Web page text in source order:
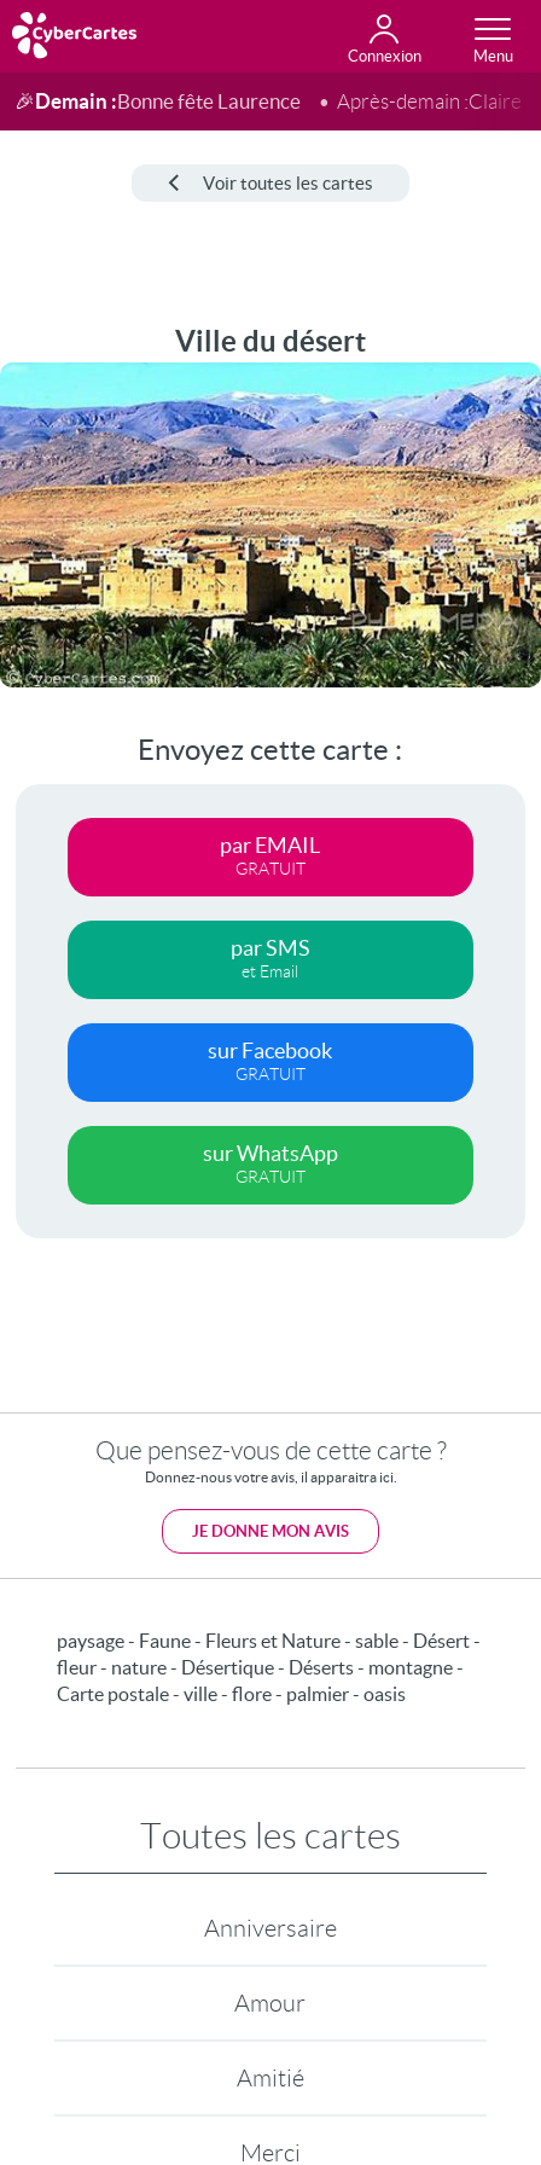
Connexion
Anniversaire
Fête du jour
Amour
Amitié
Merci
Toutes les cartes
🎉Demain :Bonne fête Laurence Après-demain :Claire
Voir toutes les cartes
Ville du désert
Envoyez cette carte :
par EMAIL
GRATUIT
par SMS
et Email
sur Facebook
GRATUIT
sur WhatsApp
GRATUIT
Que pensez-vous de cette carte ?
Donnez-nous votre avis, il apparaitra ici.
JE DONNE MON AVIS
paysage - Faune - Fleurs et Nature - sable - Désert -
fleur - nature - Désertique - Déserts - montagne -
Carte postale - ville - flore - palmier - oasis
Toutes les cartes
Anniversaire
Amour
Amitié
Merci